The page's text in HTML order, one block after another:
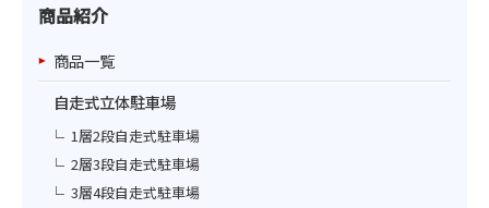
商品紹介
商品一覧
自走式立体駐車場
1層2段自走式駐車場
2層3段自走式駐車場
3層4段自走式駐車場